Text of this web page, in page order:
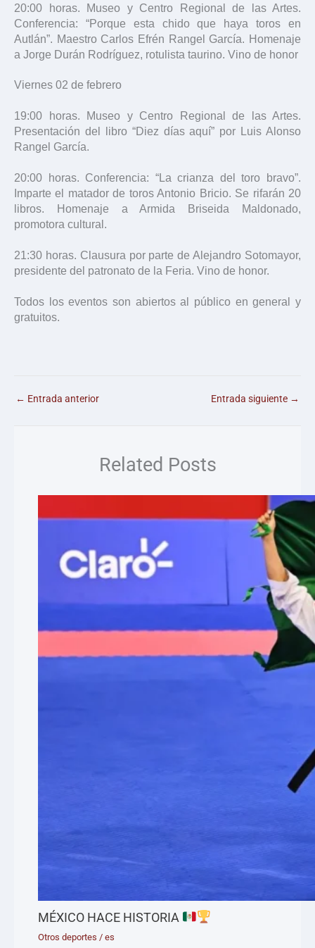
20:00 horas. Museo y Centro Regional de las Artes.
Conferencia: “Porque esta chido que haya toros en
Autlán”. Maestro Carlos Efrén Rangel García. Homenaje
a Jorge Durán Rodríguez, rotulista taurino. Vino de honor
Viernes 02 de febrero
19:00 horas. Museo y Centro Regional de las Artes.
Presentación del libro “Diez días aquí” por Luis Alonso
Rangel García.
20:00 horas. Conferencia: “La crianza del toro bravo”.
Imparte el matador de toros Antonio Bricio. Se rifarán 20
libros. Homenaje a Armida Briseida Maldonado,
promotora cultural.
21:30 horas. Clausura por parte de Alejandro Sotomayor,
presidente del patronato de la Feria. Vino de honor.
Todos los eventos son abiertos al público en general y
gratuitos.
← Entrada anterior Entrada siguiente →
Related Posts
MÉXICO HACE HISTORIA
Otros deportes /es